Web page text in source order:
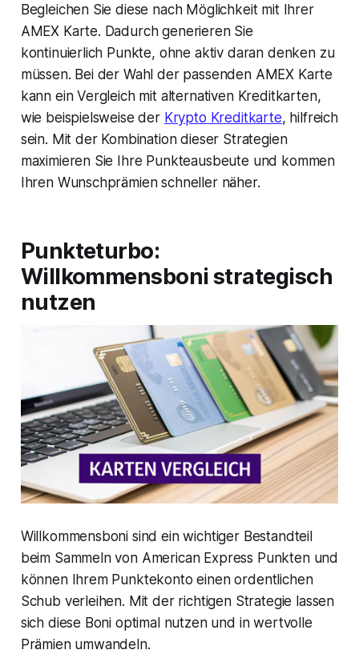
Begleichen Sie diese nach Möglichkeit mit Ihrer
AMEX Karte. Dadurch generieren Sie
kontinuierlich Punkte, ohne aktiv daran denken zu
müssen. Bei der Wahl der passenden AMEX Karte
kann ein Vergleich mit alternativen Kreditkarten,
wie beispielsweise der Krypto Kreditkarte, hilfreich
sein. Mit der Kombination dieser Strategien
maximieren Sie Ihre Punkteausbeute und kommen
Ihren Wunschprämien schneller näher.
Punkteturbo:
Willkommensboni strategisch
nutzen
Willkommensboni sind ein wichtiger Bestandteil
beim Sammeln von American Express Punkten und
können Ihrem Punktekonto einen ordentlichen
Schub verleihen. Mit der richtigen Strategie lassen
sich diese Boni optimal nutzen und in wertvolle
Prämien umwandeln.